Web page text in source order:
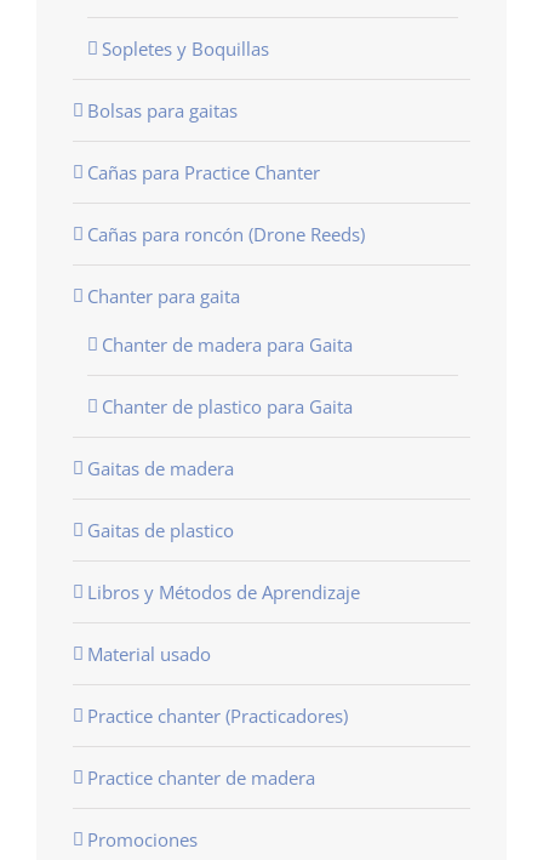
Sopletes y Boquillas
Bolsas para gaitas
Cañas para Practice Chanter
Cañas para roncón (Drone Reeds)
Chanter para gaita
Chanter de madera para Gaita
Chanter de plastico para Gaita
Gaitas de madera
Gaitas de plastico
Libros y Métodos de Aprendizaje
Material usado
Practice chanter (Practicadores)
Practice chanter de madera
Promociones